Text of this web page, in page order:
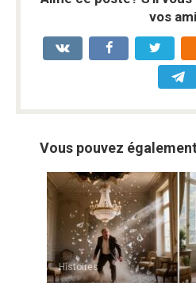
vos
Vous pouvez
Histoires